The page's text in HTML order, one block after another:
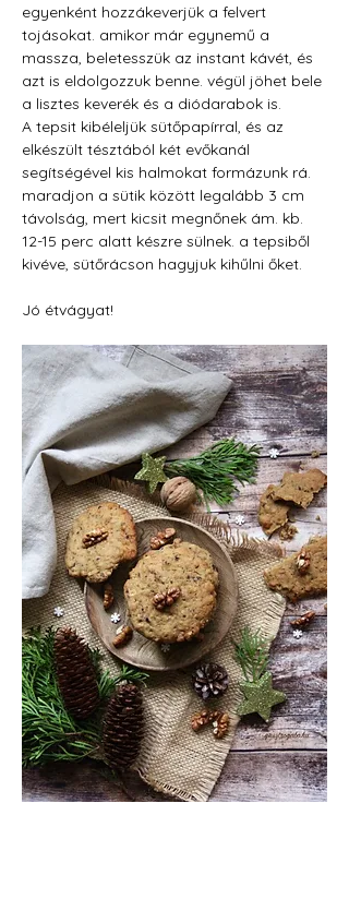
egyenként hozzákeverjük a felvert
tojásokat. amikor már egynemű a
massza, beletesszük az instant kávét, és
azt is eldolgozzuk benne. végül jöhet bele
a lisztes keverék és a diódarabok is.
A tepsit kibéleljük sütőpapírral, és az
elkészült tésztából két evőkanál
segítségével kis halmokat formázunk rá.
maradjon a sütik között legalább 3 cm
távolság, mert kicsit megnőnek ám. kb.
12-15 perc alatt készre sülnek. a tepsiből
kivéve, sütőrácson hagyjuk kihűlni őket.
Jó étvágyat!